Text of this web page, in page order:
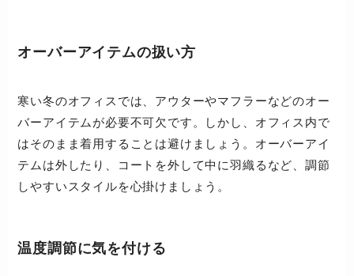
オーバーアイテムの扱い方
寒い冬のオフィスでは、アウターやマフラーなどのオー
バーアイテムが必要不可欠です。しかし、オフィス内で
はそのまま着用することは避けましょう。オーバーアイ
テムは外したり、コートを外して中に羽織るなど、調節
しやすいスタイルを心掛けましょう。
温度調節に気を付ける